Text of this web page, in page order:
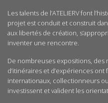
Les talents de l’ATELIERV font
projet est conduit et construit
aux libertés de création,
inventer une rencontre.
De nombreuses expositions, des
d’itinéraires et d’expériences ont
internationaux, collectionneurs
investissent et valident les